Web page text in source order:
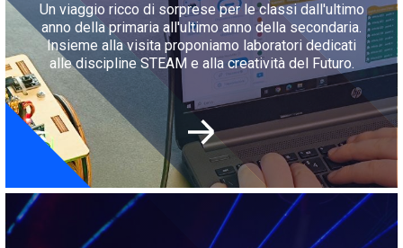
Un viaggio ricco di sorprese per le classi dall'ultimo
anno della primaria all'ultimo anno della secondaria.
Insieme alla visita proponiamo laboratori dedicati
alle discipline STEAM e alla creatività del Futuro.
Immagine